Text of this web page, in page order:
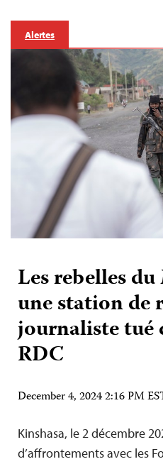
Alertes
Les rebelles
une station de
journaliste tué
RDC
December 4, 2024 2:16 PM
Kinshasa, le 2 décembre
d’affrontements avec les